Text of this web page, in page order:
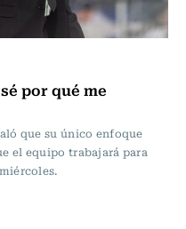
por qué me
que su único enfoque
el equipo trabajará para